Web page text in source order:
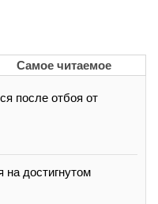
Самое читаемое
после отбоя от
достигнутом